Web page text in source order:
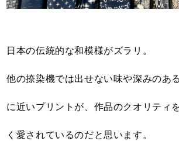
日本の伝統的な和模様がズラリ。
他の捺染機では出せない味や深みのあ
に近いプリントが、作品のクオリティ
く愛されているのだと思います。